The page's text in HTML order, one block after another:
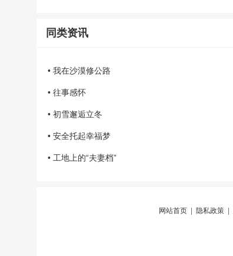
同类资讯
• 我在沙漠修公路
• 往事感怀
• 初雪邂逅立冬
• 安全托起幸福梦
• 工地上的“夫妻档”
网站首页 隐私政策